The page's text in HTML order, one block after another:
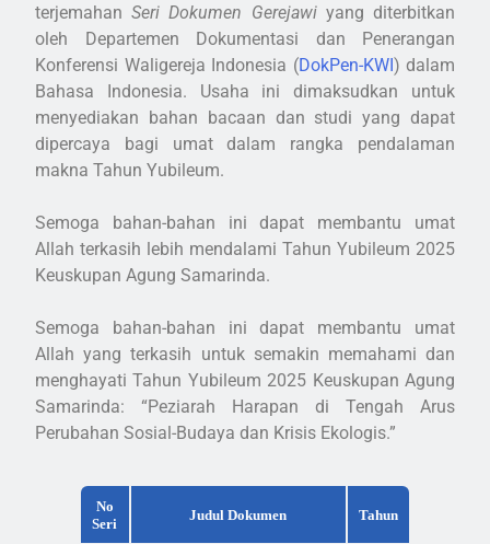
terjemahanSeri Dokumen Gerejawiyang diterbitkan
oleh Departemen Dokumentasi dan Penerangan
Konferensi Waligereja Indonesia (DokPen-KWI) dalam
Bahasa Indonesia. Usaha ini dimaksudkan untuk
menyediakan bahan bacaan dan studi yang dapat
dipercaya bagi umat dalam rangka pendalaman
makna Tahun Yubileum.
Semoga bahan-bahan ini dapat membantu umat
Allah terkasih lebih mendalami Tahun Yubileum 2025
Keuskupan Agung Samarinda.
Semoga bahan-bahan ini dapat membantu umat
Allah yang terkasih untuk semakin memahami dan
menghayati Tahun Yubileum 2025 Keuskupan Agung
Samarinda: “Peziarah Harapan di Tengah Arus
Perubahan Sosial-Budaya dan Krisis Ekologis.”
No
Seri
Judul Dokumen Tahun